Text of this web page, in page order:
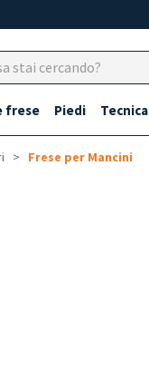
frese Piedi Tecnica
Frese per Mancini